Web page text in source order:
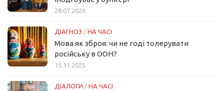
28.07.2026
ДІАГНОЗ / НА ЧАСІ
Мова як зброя: чи не годі толерувати
російську в ООН?
15.11.2025
ДІАЛОГИ / НА ЧАСІ